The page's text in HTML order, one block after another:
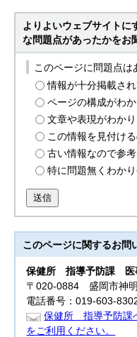
よりよいウェブサイトに
な問題点があったかをお
このページに問題点は
情報が十分掲載さ
ページの構成がわ
文章や表現がわか
この情報を見付け
古い情報なので参
特に問題無くわか
送信
このページに関するお問
保健所 指導予防課 医
〒020-0884 盛岡市神
電話番号：019-603-
保健所 指導予防課
をご利用ください。